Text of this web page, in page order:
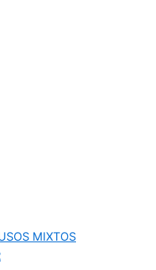
MIXTOS